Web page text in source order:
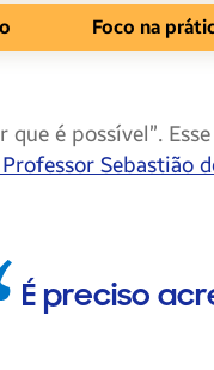
Foco na
que é possível”.
Sebastião
É preciso